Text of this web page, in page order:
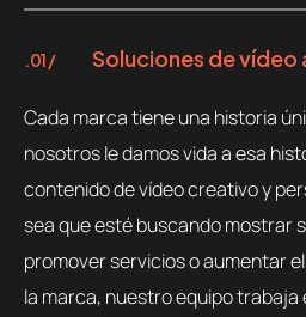
.01 / Soluciones de vídeo
Cada marca tiene una historia
nosotros le damos vida a esa
contenido de vídeo creativo y
sea que esté buscando mostrar
promover servicios o aumentar
la marca, nuestro equipo